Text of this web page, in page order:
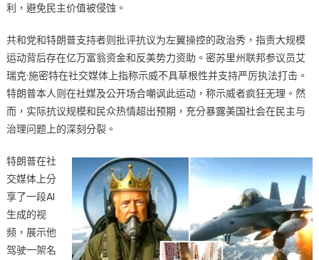
利，避免民主价值被侵蚀。​
共和党和特朗普支持者则批评抗议为左翼操控的政治秀，指责大规模
运动背后存在亿万富翁资金和反美势力资助。密苏里州联邦参议员艾
瑞克·施密特在社交媒体上指称示威不具草根性并支持严厉执法打击。
特朗普本人则在社媒及公开场合嘲讽此运动，称示威者疯狂无理。然
而，实际抗议规模和民众热情超出预期，充分暴露美国社会在民主与
治理问题上的深刻分裂。​
特朗普在社
交媒体上分
享了一段AI
生成的视
频，展示他
驾驶一架名